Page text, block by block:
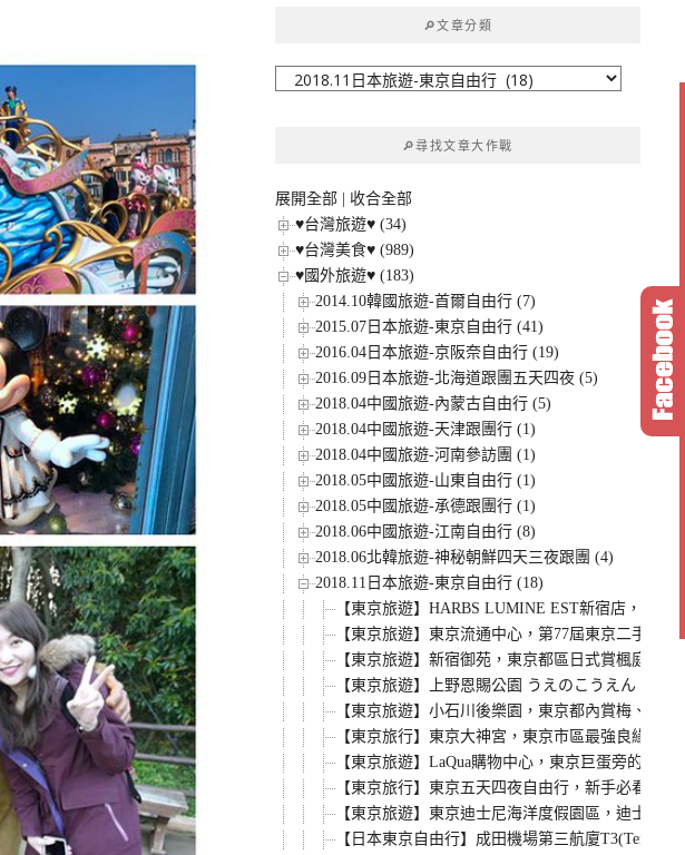
🔎文章分類
🔎尋找文章大作戰
展開全部
收合全部
♥台灣旅遊♥ (34)
♥台灣美食♥ (989)
♥國外旅遊♥ (183)
2014.10韓國旅遊-首爾自由行 (7)
2015.07日本旅遊-東京自由行 (41)
2016.04日本旅遊-京阪奈自由行 (19)
2016.09日本旅遊-北海道跟團五天四夜 (5)
2018.04中國旅遊-內蒙古自由行 (5)
2018.04中國旅遊-天津跟團行 (1)
2018.04中國旅遊-河南參訪團 (1)
2018.05中國旅遊-山東自由行 (1)
2018.05中國旅遊-承德跟團行 (1)
2018.06中國旅遊-江南自由行 (8)
2018.06北韓旅遊-神秘朝鮮四天三夜跟團 (4)
2018.11日本旅遊-東京自由行 (18)
【東京旅遊】HARBS LUMINE EST新宿店，到東
【東京旅遊】東京流通中心，第77屆東京二手世
【東京旅遊】新宿御苑，東京都區日式賞楓庭院
【東京旅遊】上野恩賜公園 うえのこうえん，散
【東京旅遊】小石川後樂園，東京都內賞梅、賞
【東京旅行】東京大神宮，東京市區最強良緣、
【東京旅遊】LaQua購物中心，東京巨蛋旁的雲
【東京旅行】東京五天四夜自由行，新手必看攻
【東京旅遊】東京迪士尼海洋度假園區，迪士尼
【日本東京自由行】成田機場第三航廈